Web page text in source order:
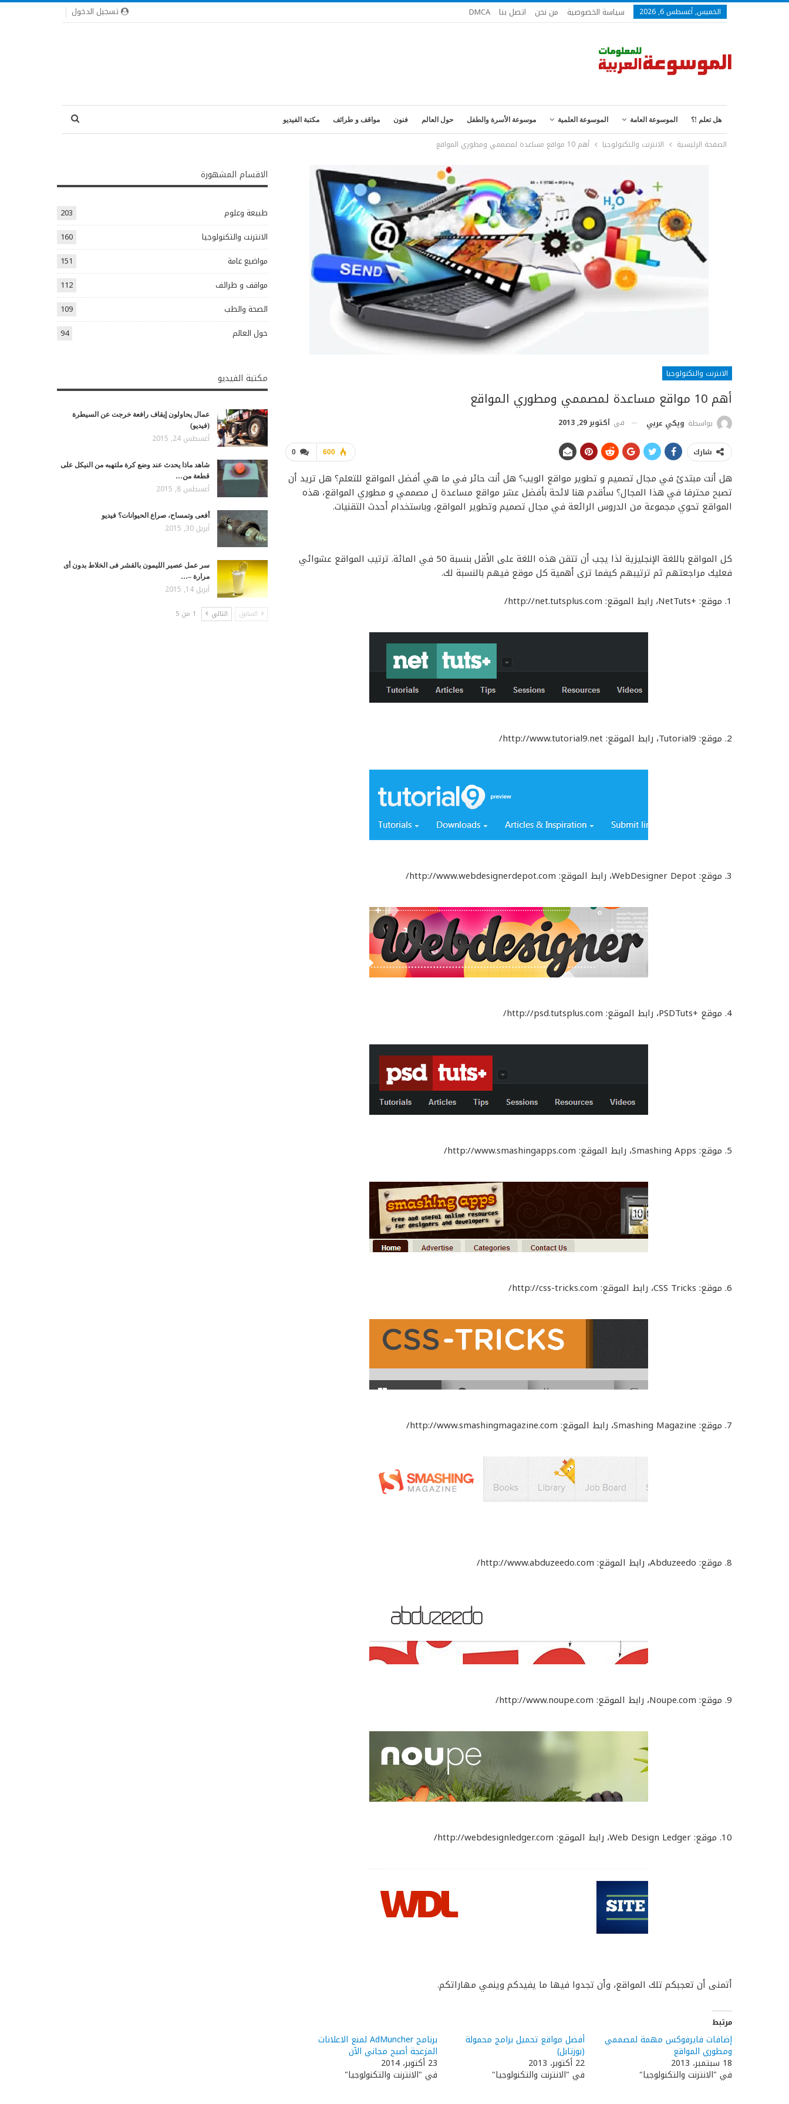
تسجيل الدخول الخميس, أغسطس 6, 2026 سياسة الخصوصية من نحن اتصل بنا DMCA
هل تعلم !؟ الموسوعة العامة الموسوعة العلمية موسوعة الأسرة والطفل حول العالم فنون مواقف و طرائف مكتبة الفيديو
الصفحة الرئيسية الانترنت والتكنولوجيا أهم 10 مواقع مساعدة لمصممي ومطوري المواقع
الانترنت والتكنولوجيا
أهم 10 مواقع مساعدة لمصممي ومطوري المواقع
بواسطة ويكي عربي في أكتوبر 29, 2013
0 600 شارك
هل أنت مبتدئ في مجال تصميم و تطوير مواقع الويب؟ هل أنت حائر في ما هي أفضل المواقع للتعلم؟ هل تريد أن
تصبح محترفا في هذا المجال؟ سأقدم هنا لائحة بأفضل عشر مواقع مساعدة ل مصممي و مطوري المواقع، هذه
المواقع تحوي مجموعة من الدروس الرائعة في مجال تصميم وتطوير المواقع، وباستخدام أحدث التقنيات.
كل المواقع باللغة الإنجليزية لذا يجب أن تتقن هذه اللغة على الأقل بنسبة 50 في المائة. ترتيب المواقع عشوائي
فعليك مراجعتهم ثم ترتيبهم كيفما ترى أهمية كل موقع فيهم بالنسبة لك.
1. موقع: +NetTuts، رابط الموقع: http://net.tutsplus.com/
2. موقع: Tutorial9، رابط الموقع: http://www.tutorial9.net/
3. موقع: WebDesigner Depot، رابط الموقع: http://www.webdesignerdepot.com/
4. موقع +PSDTuts، رابط الموقع: http://psd.tutsplus.com/
5. موقع: Smashing Apps، رابط الموقع: http://www.smashingapps.com/
6. موقع: CSS Tricks، رابط الموقع: http://css-tricks.com/
7. موقع: Smashing Magazine، رابط الموقع: http://www.smashingmagazine.com/
8. موقع: Abduzeedo، رابط الموقع: http://www.abduzeedo.com/
9. موقع: Noupe.com، رابط الموقع: http://www.noupe.com/
10. موقع: Web Design Ledger، رابط الموقع: http://webdesignledger.com/
أتمنى أن تعجبكم تلك المواقع، وأن تجدوا فيها ما يفيدكم وينمي مهاراتكم.
مرتبط
إضافات فايرفوكس مهمة لمصممي
ومطوري المواقع
18 سبتمبر، 2013
في "الانترنت والتكنولوجيا"
أفضل مواقع تحميل برامج محمولة
(بورتابل)
22 أكتوبر، 2013
في "الانترنت والتكنولوجيا"
برنامج AdMuncher لمنع الاعلانات
المزعجة أصبح مجاني الآن
23 أكتوبر، 2014
في "الانترنت والتكنولوجيا"
الاقسام المشهورة
طبيعة وعلوم
203
الانترنت والتكنولوجيا
160
مواضيع عامة
151
مواقف و طرائف
112
الصحة والطب
109
حول العالم
94
مكتبة الفيديو
عمال يحاولون إيقاف رافعة خرجت عن السيطرة
(فيديو)
أغسطس 24, 2015
شاهد ماذا يحدث عند وضع كرة ملتهبه من النيكل على
قطعة من…
أغسطس 8, 2015
أفعى وتمساح، صراع الحيوانات؟ فيديو
أبريل 30, 2015
سر عمل عصير الليمون بالقشر فى الخلاط بدون أى
مرارة –…
أبريل 14, 2015
السابق التالي 1 من 5